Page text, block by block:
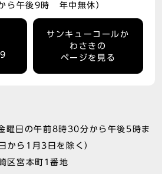
ら午後9時 年中無休）
サンキューコールか
わさきの
ページを見る
曜日の午前8時30分から午後5時ま
から1月3日を除く）
区宮本町1番地